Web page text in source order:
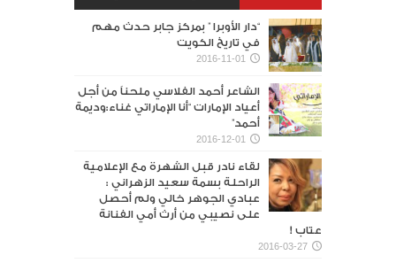
“دار الأوبرا ” بمركز جابر حدث مهم
في تاريخ الكويت
2016-11-01
الشاعر أحمد الفلاسي ملحناً من أجل
أعياد الإمارات “أنا الإماراتي غناء:وديمة
أحمد”
2016-12-01
لقاء نادر قبل الشهرة مع الإعلامية
الراحلة بسمة سعيد الزهراني :
عبادي الجوهر خالي ولم أحصل
على نصيبي من أرث أمي الفنانة
عتاب !
2016-03-27